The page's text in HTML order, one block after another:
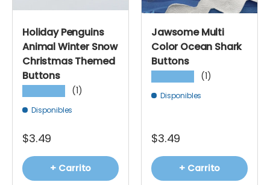
Holiday Penguins
Animal Winter Snow
Christmas Themed
Buttons
(1)
Disponibles
$3.49
+ Carrito
Jawsome Multi
Color Ocean Shark
Buttons
(1)
Disponibles
$3.49
+ Carrito